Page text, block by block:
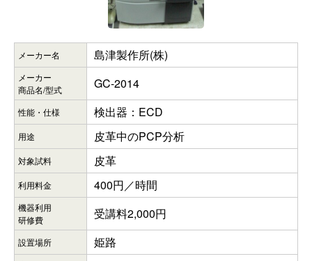
メーカー名 島津製作所(株)
メーカー
商品名/型式
GC-2014
性能・仕様 検出器：ECD
用途 皮革中のPCP分析
対象試料 皮革
利用料金 400円／時間
機器利用
研修費
受講料2,000円
設置場所 姫路